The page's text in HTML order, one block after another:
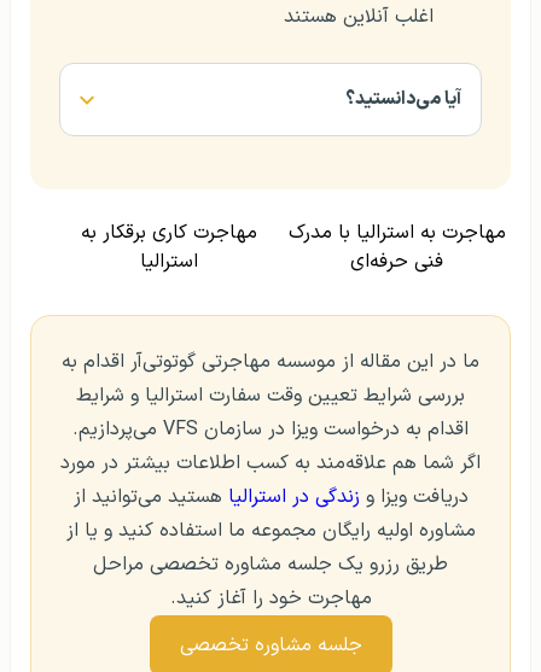
اغلب آنلاین هستند
آیا می‌دانستید؟
مهاجرت به استرالیا با مدرک
فنی حرفه‌ای
مهاجرت کاری برقکار به
استرالیا
ما در این مقاله از موسسه مهاجرتی گوتوتی‌آر اقدام به
بررسی شرایط تعیین وقت سفارت استرالیا و شرایط
اقدام به درخواست ویزا در سازمان VFS می‌پردازیم.
اگر شما هم علاقه‌مند به کسب اطلاعات بیشتر در مورد
دریافت ویزا و زندگی در استرالیا هستید می‌توانید از
مشاوره اولیه رایگان مجموعه ما استفاده کنید و یا از
طریق رزرو یک جلسه مشاوره تخصصی مراحل
مهاجرت خود را آغاز کنید.
جلسه مشاوره تخصصی